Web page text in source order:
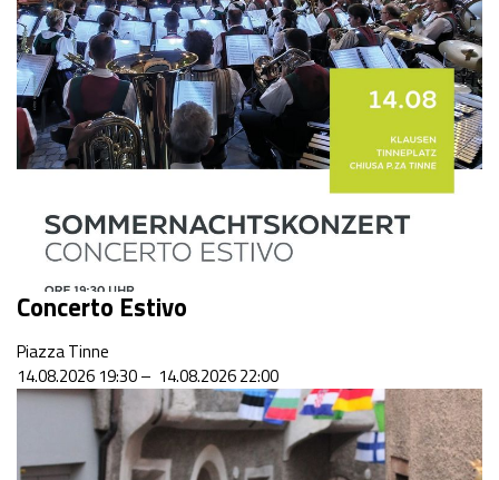
Concerto Estivo
Piazza Tinne
14.08.2026 19:30 – 14.08.2026 22:00